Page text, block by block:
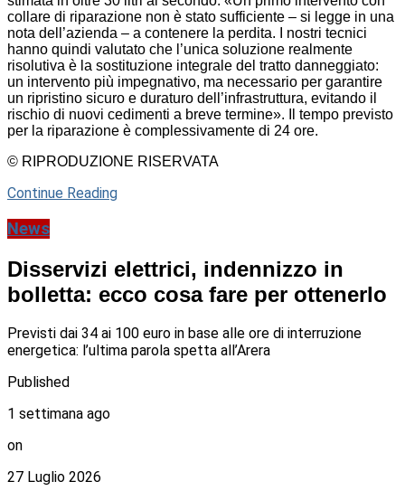
collare di riparazione non è stato sufficiente – si legge in una
nota dell’azienda – a contenere la perdita. I nostri tecnici
hanno quindi valutato che l’unica soluzione realmente
risolutiva è la sostituzione integrale del tratto danneggiato:
un intervento più impegnativo, ma necessario per garantire
un ripristino sicuro e duraturo dell’infrastruttura, evitando il
rischio di nuovi cedimenti a breve termine». Il tempo previsto
per la riparazione è complessivamente di 24 ore.
© RIPRODUZIONE RISERVATA
Continue Reading
News
Disservizi elettrici, indennizzo in
bolletta: ecco cosa fare per ottenerlo
Previsti dai 34 ai 100 euro in base alle ore di interruzione
energetica: l’ultima parola spetta all’Arera
Published
1 settimana ago
on
27 Luglio 2026